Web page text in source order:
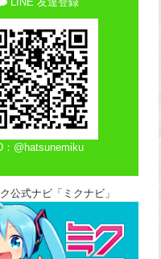
：@hatsunemiku
公式ナビ「ミクナビ」